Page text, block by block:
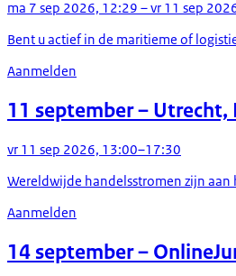
ma 7 sep 2026, 12:29 – vr 11 sep
Bent u actief in de maritieme of
Aanmelden
11 september– Utrecht,
vr 11 sep 2026, 13:00–17:30
Wereldwijde handelsstromen zijn aan
Aanmelden
14 september– Online